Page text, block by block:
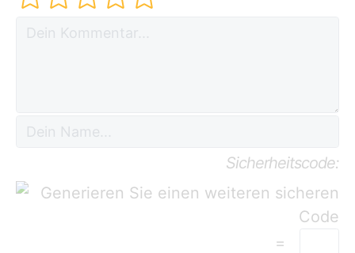
Sicherheitscode:
=